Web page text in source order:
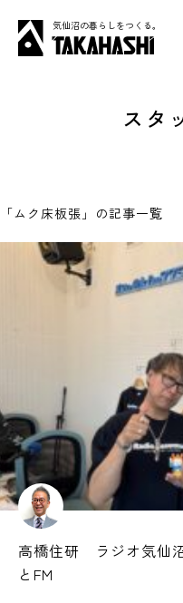
気仙沼の暮らしをつくる。
スタ
「ムク床板張」の記事一覧
高橋住研 ラジオ気仙
とFM